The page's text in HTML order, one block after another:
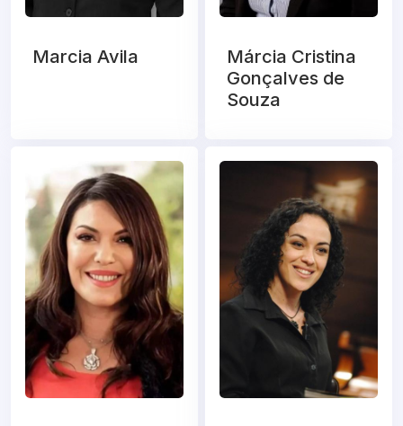
Marcia Avila
Márcia Cristina
Gonçalves de
Souza